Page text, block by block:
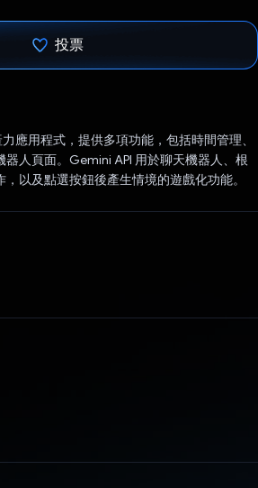
投票
應用程式，提供多項功能，包括時間管理、
人頁面。Gemini API 用於聊天機器人、根
以及點選按鈕後產生情境的遊戲化功能。